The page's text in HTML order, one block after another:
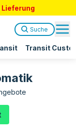
Transit
Suche